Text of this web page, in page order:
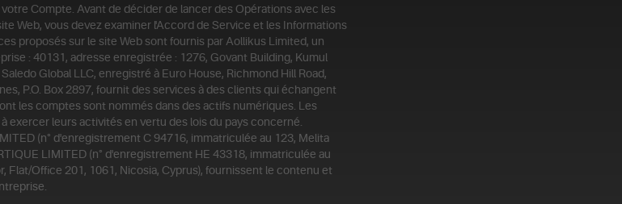
Compte. Avant de décider de lancer des Opérations avec les
Web, vous devez examiner l'Accord de Service et les Informations
proposés sur le site Web sont fournis par Aollikus Limited, un
: 40131, adresse enregistrée : 1276, Govant Building, Kumul
Global LLC, enregistré à Euro House, Richmond Hill Road,
P.O. Box 2897, fournit des services à des clients qui échangent
les comptes sont nommés dans des actifs numériques. Les
exercer leurs activités en vertu des lois du pays concerné.
(n° d'enregistrement C 94716, immatriculée au 123, Melita
LIMITED (n° d'enregistrement HE 43318, immatriculée au
Flat/Office 201, 1061, Nicosia, Cyprus), fournissent le contenu et